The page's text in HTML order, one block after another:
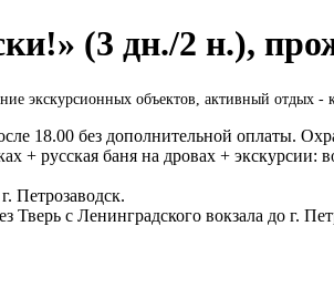
(3 дн./2 н.),
экскурсионных объектов, активный отдых
18.00 без дополнительной оплаты.
+ русская баня на дровах + экскурсии:
Петрозаводск.
Тверь с Ленинградского вокзала до г.